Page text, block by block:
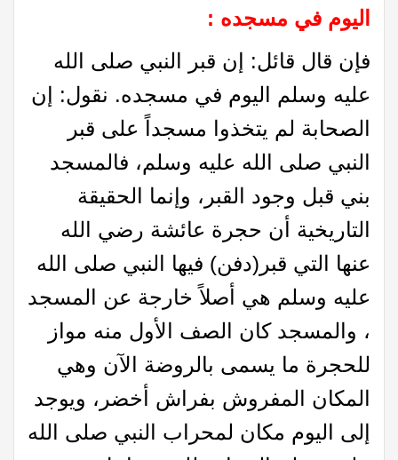
اليوم في مسجده :
فإن قال قائل: إن قبر النبي صلى الله
عليه وسلم اليوم في مسجده. نقول: إن
الصحابة لم يتخذوا مسجداً على قبر
النبي صلى الله عليه وسلم، فالمسجد
بني قبل وجود القبر، وإنما الحقيقة
التاريخية أن حجرة عائشة رضي الله
عنها التي قبر(دفن) فيها النبي صلى الله
عليه وسلم هي أصلاً خارجة عن المسجد
، والمسجد كان الصف الأول منه مواز
للحجرة ما يسمى بالروضة الآن وهي
المكان المفروش بفراش أخضر، ويوجد
إلى اليوم مكان لمحراب النبي صلى الله